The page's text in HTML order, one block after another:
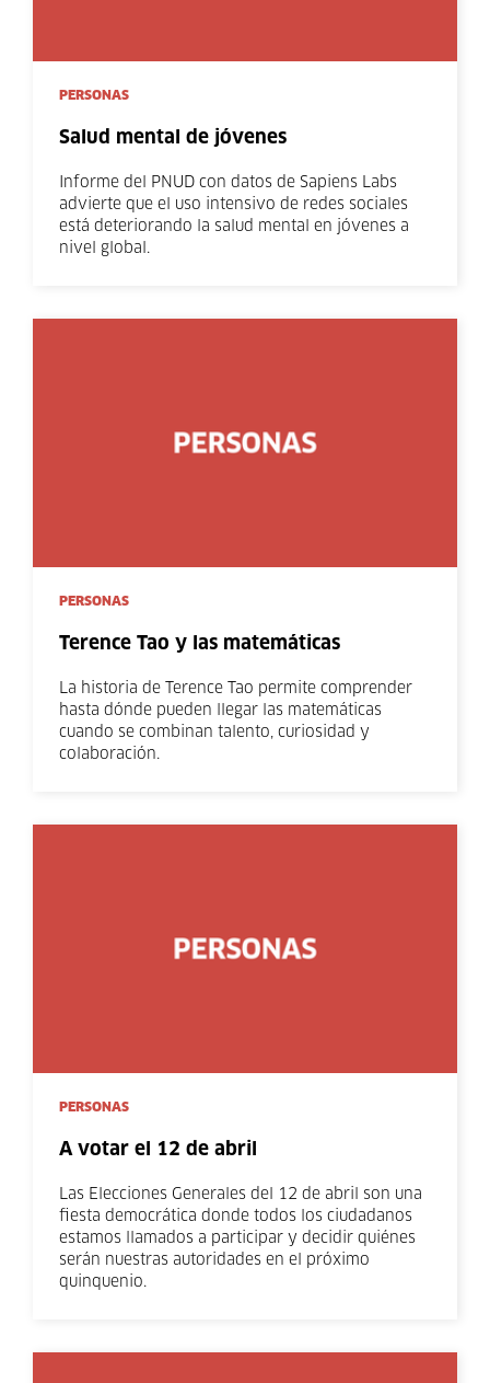
PERSONAS
Salud mental de jóvenes
Informe del PNUD con datos de Sapiens Labs
advierte que el uso intensivo de redes sociales
está deteriorando la salud mental en jóvenes a
nivel global.
PERSONAS
Terence Tao y las matemáticas
La historia de Terence Tao permite comprender
hasta dónde pueden llegar las matemáticas
cuando se combinan talento, curiosidad y
colaboración.
PERSONAS
A votar el 12 de abril
Las Elecciones Generales del 12 de abril son una
fiesta democrática donde todos los ciudadanos
estamos llamados a participar y decidir quiénes
serán nuestras autoridades en el próximo
quinquenio.